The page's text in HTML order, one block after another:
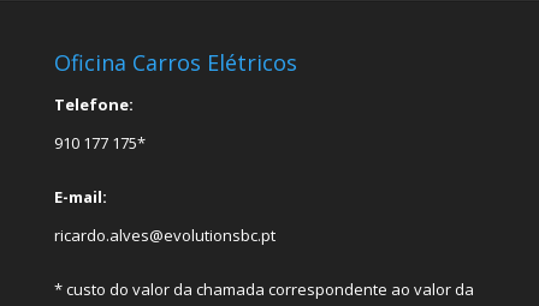
Oficina Carros Elétricos
Telefone:
910 177 175*
E-mail:
ricardo.alves@evolutionsbc.pt
* custo do valor da chamada correspondente ao valor da